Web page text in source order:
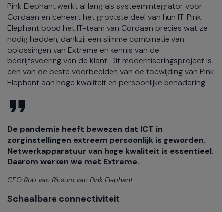
Pink Elephant werkt al lang als systeemintegrator voor
Cordaan en beheert het grootste deel van hun IT. Pink
Elephant bood het IT-team van Cordaan precies wat ze
nodig hadden, dankzij een slimme combinatie van
oplossingen van Extreme en kennis van de
bedrijfsvoering van de klant. Dit moderniseringsproject is
een van de beste voorbeelden van de toewijding van Pink
Elephant aan hoge kwaliteit en persoonlijke benadering.
De pandemie heeft bewezen dat ICT in
zorginstellingen extreem persoonlijk is geworden.
Netwerkapparatuur van hoge kwaliteit is essentieel.
Daarom werken we met Extreme.
CEO Rob van Rinsum van Pink Elephant
Schaalbare connectiviteit